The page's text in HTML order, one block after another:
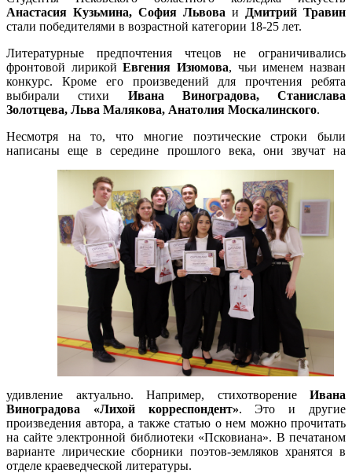
Анастасия Кузьмина, София Львова и
Дмитрий Травин
стали победителями в возрастной категории 18-25 лет.
Литературные предпочтения чтецов не ограничивались
фронтовой лирикойЕвгения Изюмова, чьи именем назван
конкурс. Кроме его произведений для прочтения ребята
выбирали стихи Ивана Виноградова, Станислава
Золотцева, Льва Малякова, Анатолия Москалинского.
Несмотря на то, что многие поэтические строки были
написаны еще в середине прошлого века, они звучат на
удивление актуально. Например, стихотворение Ивана
Виноградова «Лихой корреспондент». Это и другие
произведения автора, а также статью о нем можно прочитать
на сайте электронной библиотеки «Псковиана». В печатаном
варианте лирические сборники поэтов-земляков хранятся в
отделе краеведческой литературы.